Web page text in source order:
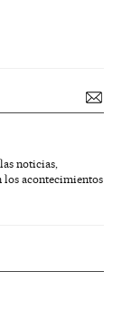
noticias,
los acontecimientos